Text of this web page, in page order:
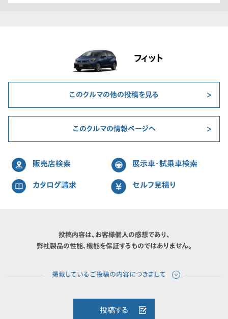
フィット
このクルマの他の投稿を見る
このクルマの情報ページへ
販売店検索 展示車・試乗車検索
カタログ請求 セルフ見積り
投稿内容は、お客様個人の感想であり、
弊社製品の性能、機能を保証するものではありません。
投稿する